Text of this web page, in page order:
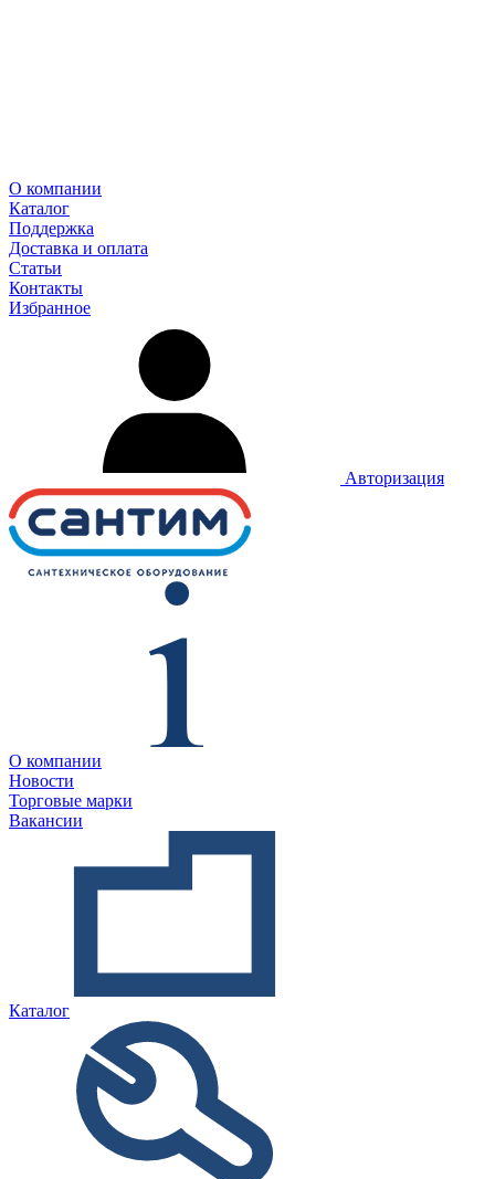
О компании
Каталог
Поддержка
Доставка и оплата
Статьи
Контакты
Избранное
Авторизация
О компании
Новости
Торговые марки
Вакансии
Каталог